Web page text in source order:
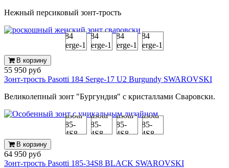
Нежный персиковый зонт-трость
В корзину
55 950 руб
Зонт-трость Pasotti 184 Serge-17 U2 Burgundy SWAROVSKI
Великолепный зонт "Бургундия" с кристаллами Сваровски.
В корзину
64 950 руб
Зонт-трость Pasotti 185-34S8 BLACK SWAROVSKI